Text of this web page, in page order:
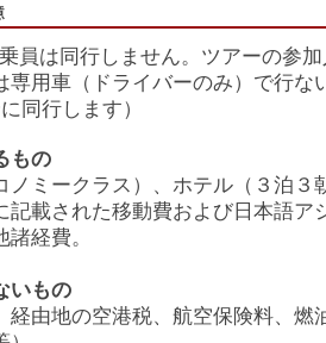
員は同行しません。ツアーの参
専用車（ドライバーのみ）で行
同行します）
もの
ノミークラス）、ホテル（３泊３
記載された移動費および日本語ア
経費。
いもの
経由地の空港税、航空保険料、